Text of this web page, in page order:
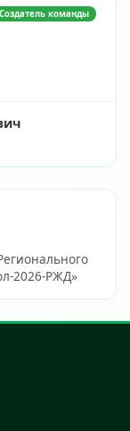
Создатель команды